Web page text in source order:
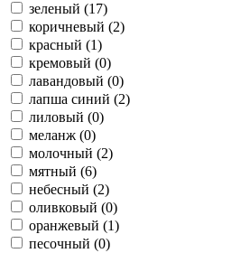
зеленый (17)
коричневый (2)
красный (1)
кремовый (0)
лавандовый (0)
лапша синий (2)
лиловый (0)
меланж (0)
молочный (2)
мятный (6)
небесный (2)
оливковый (0)
оранжевый (1)
песочный (0)